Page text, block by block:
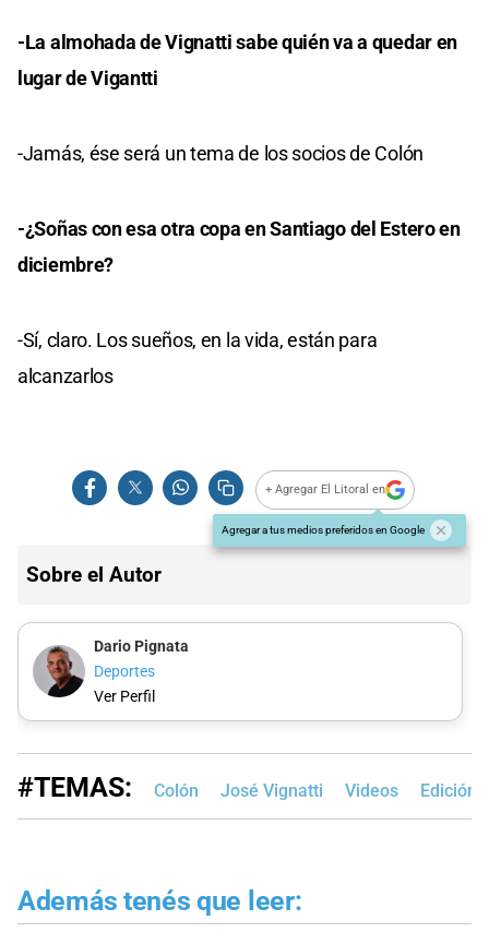
-La almohada de Vignatti sabe quién va a quedar en
lugar de Vigantti
-Jamás, ése será un tema de los socios de Colón
-¿Soñas con esa otra copa en Santiago del Estero en
diciembre?
-Sí, claro. Los sueños, en la vida, están para
alcanzarlos
+ Agregar El Litoral en
Agregar a tus medios preferidos en Google
Sobre el Autor
Dario Pignata
Deportes
Ver Perfil
#TEMAS: Colón José Vignatti Videos Edición
Además tenés que leer: